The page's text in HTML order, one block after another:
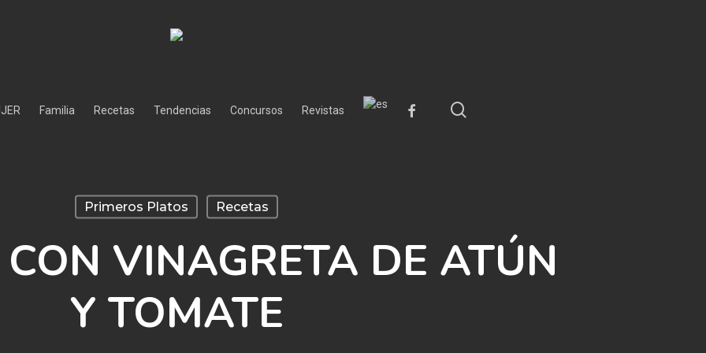
Familia Recetas Tendencias Concursos Revistas facebook
Primeros Platos Recetas
VINAGRETA DE ATÚN
Y TOMATE